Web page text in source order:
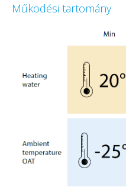
Működési tartomány